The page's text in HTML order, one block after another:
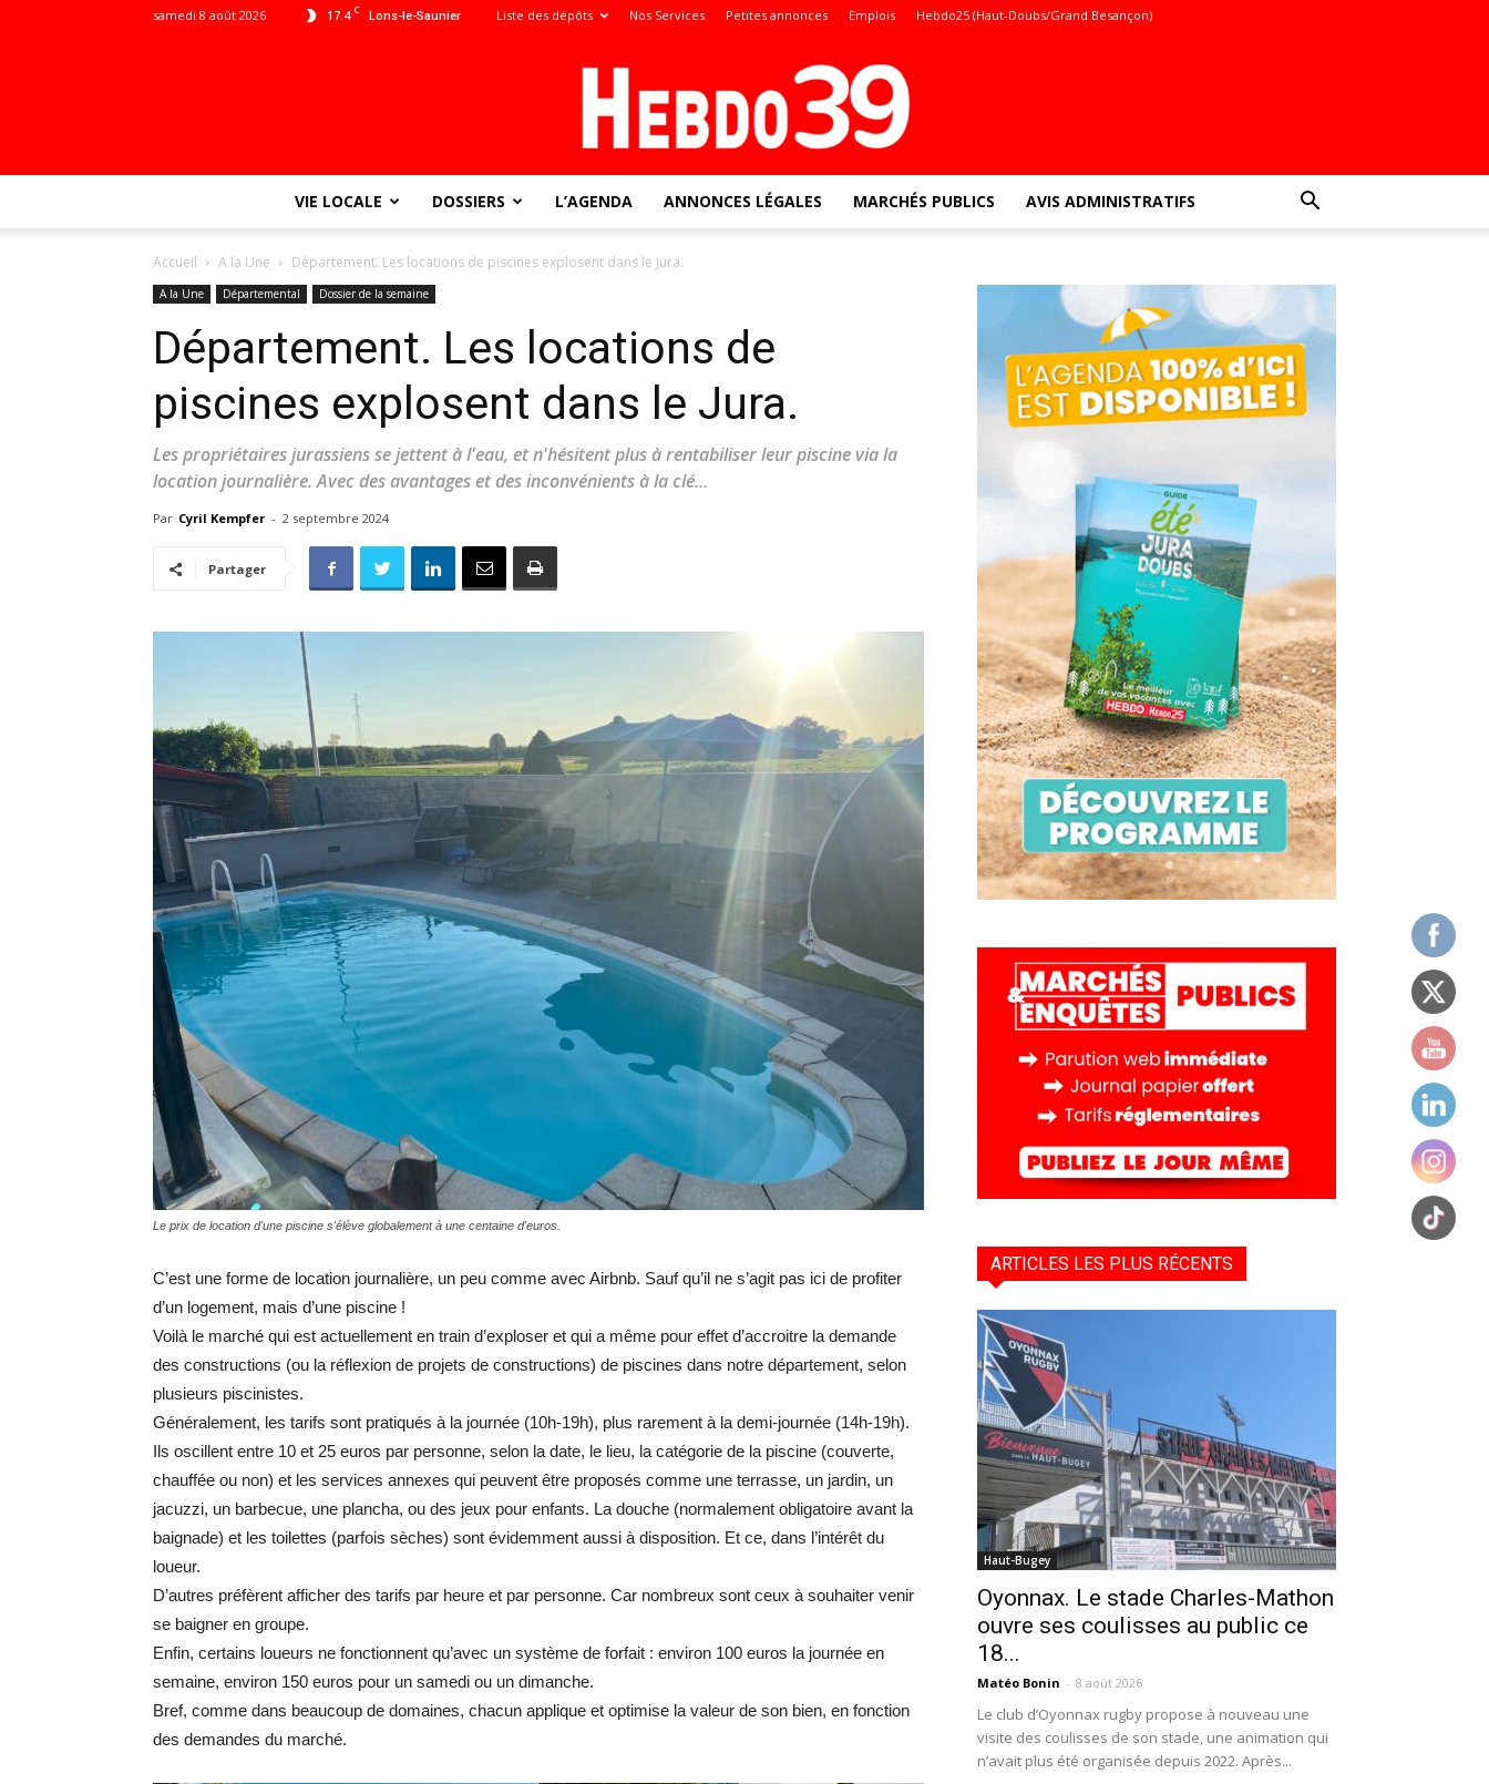
17.4 C Lons-le-Saunier
samedi 8 août 2026 Liste des dépôts Nos Services Petites annonces Emplois Hebdo25 (Haut-Doubs/Grand Besançon)
Hebdo39
VIE LOCALE DOSSIERS L’AGENDA ANNONCES LÉGALES MARCHÉS PUBLICS AVIS ADMINISTRATIFS
Accueil A la Une Département. Les locations de piscines explosent dans le Jura.
A la Une Départemental Dossier de la semaine
Département. Les locations de
piscines explosent dans le Jura.
Les propriétaires jurassiens se jettent à l'eau, et n'hésitent plus à rentabiliser leur piscine via la
location journalière. Avec des avantages et des inconvénients à la clé...
Par Cyril Kempfer - 2 septembre 2024
Partager
Le prix de location d'une piscine s'élève globalement à une centaine d'euros.
C’est une forme de location journalière, un peu comme avec Airbnb. Sauf qu’il ne s’agit pas ici de profiter
d’un logement, mais d’une piscine !
Voilà le marché qui est actuellement en train d’exploser et qui a même pour effet d’accroitre la demande
des constructions (ou la réflexion de projets de constructions) de piscines dans notre département, selon
plusieurs piscinistes.
Généralement, les tarifs sont pratiqués à la journée (10h-19h), plus rarement à la demi-journée (14h-19h).
Ils oscillent entre 10 et 25 euros par personne, selon la date, le lieu, la catégorie de la piscine (couverte,
chauffée ou non) et les services annexes qui peuvent être proposés comme une terrasse, un jardin, un
jacuzzi, un barbecue, une plancha, ou des jeux pour enfants. La douche (normalement obligatoire avant la
baignade) et les toilettes (parfois sèches) sont évidemment aussi à disposition. Et ce, dans l’intérêt du
loueur.
D’autres préfèrent afficher des tarifs par heure et par personne. Car nombreux sont ceux à souhaiter venir
se baigner en groupe.
Enfin, certains loueurs ne fonctionnent qu’avec un système de forfait : environ 100 euros la journée en
semaine, environ 150 euros pour un samedi ou un dimanche.
Bref, comme dans beaucoup de domaines, chacun applique et optimise la valeur de son bien, en fonction
des demandes du marché.
ARTICLES LES PLUS RÉCENTS
Haut-Bugey
Oyonnax. Le stade Charles-Mathon
ouvre ses coulisses au public ce
18...
Matéo Bonin - 8 août 2026
Le club d’Oyonnax rugby propose à nouveau une
visite des coulisses de son stade, une animation qui
n’avait plus été organisée depuis 2022. Après...